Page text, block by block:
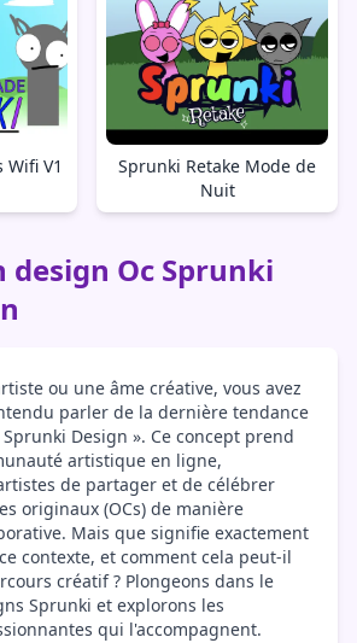
V1
Sprunki Retake Mode de
Nuit
design Oc Sprunki
ou une âme créative, vous avez
parler de la dernière tendance
Sprunki Design ». Ce concept prend
artistique en ligne,
de partager et de célébrer
originaux (OCs) de manière
Mais que signifie exactement
contexte, et comment cela peut-il
créatif ? Plongeons dans le
Sprunki et explorons les
qui l'accompagnent.